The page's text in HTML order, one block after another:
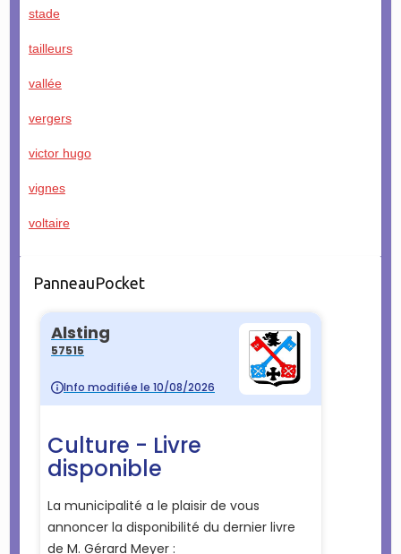
stade
tailleurs
vallée
vergers
victor hugo
vignes
voltaire
PanneauPocket